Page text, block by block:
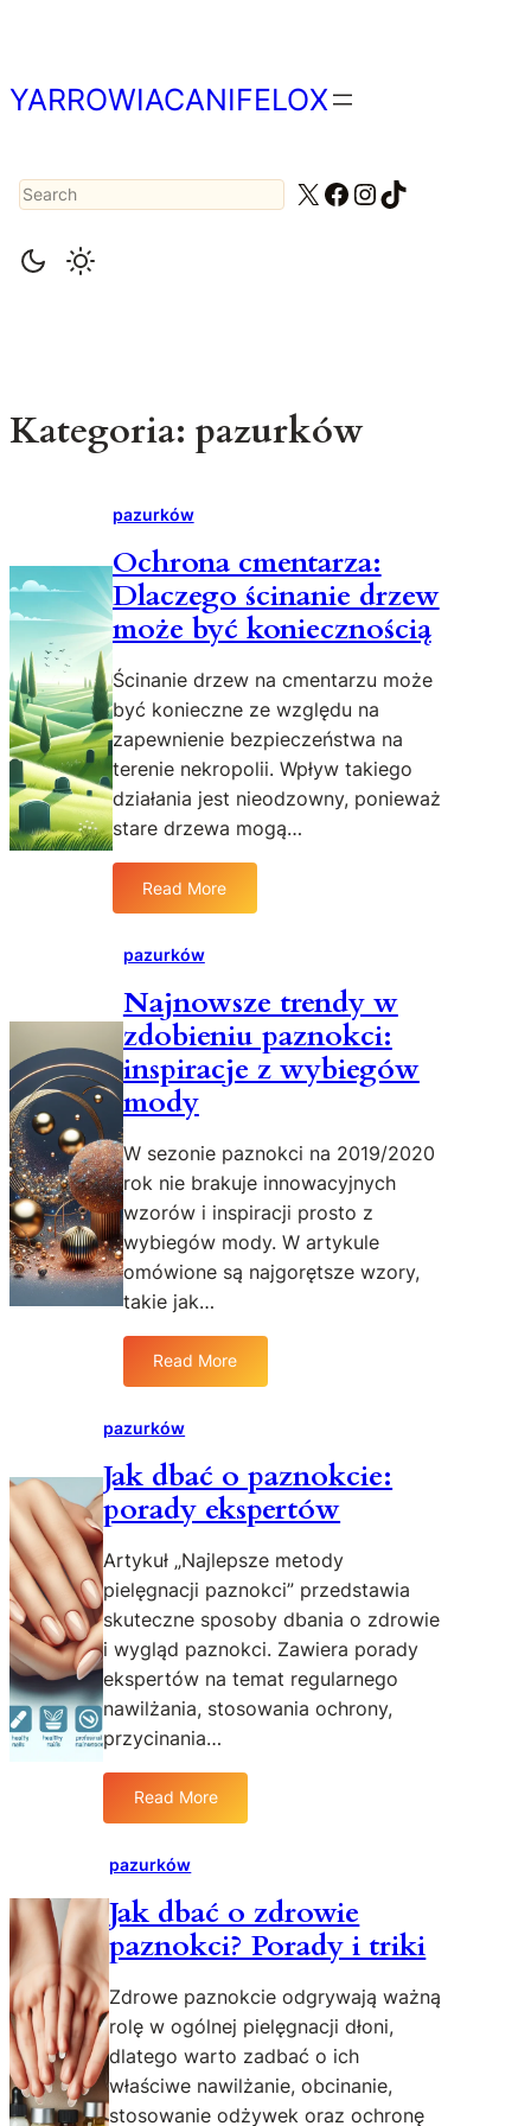
treści
YARROWIACANIFELOX
Search X Facebook
Instagram
TikTok
Kategoria: pazurków
pazurków
Ochrona cmentarza:
Dlaczego ścinanie drzew
może być koniecznością
Ścinanie drzew na cmentarzu może
być konieczne ze względu na
zapewnienie bezpieczeństwa na
terenie nekropolii. Wpływ takiego
działania jest nieodzowny, ponieważ
stare drzewa mogą…
Read More
c
r
o
n
a
c
e
n
t
a
r
z
:
D
a
z
g
o
c
i
n
a
n
i
d
e
m
o
e
b
k
pazurków
Najnowsze trendy w
zdobieniu paznokci:
inspiracje z wybiegów
mody
W sezonie paznokci na 2019/2020
rok nie brakuje innowacyjnych
wzorów i inspiracji prosto z
wybiegów mody. W artykule
omówione są najgorętsze wzory,
takie jak…
Read More
n
o
w
s
z
r
e
n
d
w
i
e
i
u
p
pazurków
Jak dbać o paznokcie:
porady ekspertów
Artykuł „Najlepsze metody
pielęgnacji paznokci” przedstawia
skuteczne sposoby dbania o zdrowie
i wygląd paznokci. Zawiera porady
ekspertów na temat regularnego
nawilżania, stosowania ochrony,
przycinania…
Read More
a
d
b
a
ć
p
a
z
n
pazurków
Jak dbać o zdrowie
paznokci? Porady i triki
Zdrowe paznokcie odgrywają ważną
rolę w ogólnej pielęgnacji dłoni,
dlatego warto zadbać o ich
właściwe nawilżanie, obcinanie,
stosowanie odżywek oraz ochronę